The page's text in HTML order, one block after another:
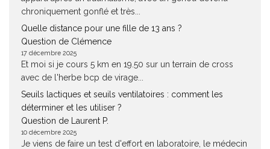
chroniquement gonflé et très...
Quelle distance pour une fille de 13 ans ?
Question de Clémence
17 décembre 2025
Et moi si je cours 5 km en 19.50 sur un terrain de cross
avec de l'herbe bcp de virage...
Seuils lactiques et seuils ventilatoires : comment les
déterminer et les utiliser ?
Question de Laurent P.
10 décembre 2025
Je viens de faire un test d'effort en laboratoire, le médecin